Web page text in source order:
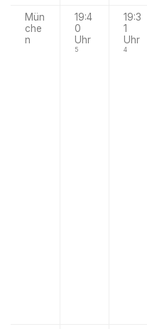
Mün
che
n
19:4
0
Uhr
5
19:3
1
Uhr
4